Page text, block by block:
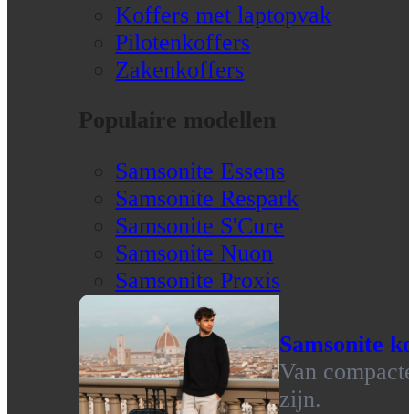
Koffers met laptopvak
Pilotenkoffers
Zakenkoffers
Populaire modellen
Samsonite Essens
Samsonite Respark
Samsonite S'Cure
Samsonite Nuon
Samsonite Proxis
Samsonite
Van
zijn.